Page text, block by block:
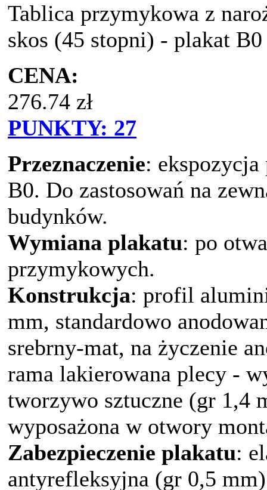
Tablica przymykowa z
skos (45 stopni) - plakat
CENA:
276.74 zł
PUNKTY: 27
Przeznaczenie:
B0. Do zastosowań na
budynków.
Wymiana plakatu: po
przymykowych.
Konstrukcja: profil
mm, standardowo
srebrny-mat, na życzenie
rama lakierowana plecy -
tworzywo sztuczne (gr 1,4
wyposażona w otwory
Zabezpieczenie plakatu:
antyrefleksyjna (gr 0,5